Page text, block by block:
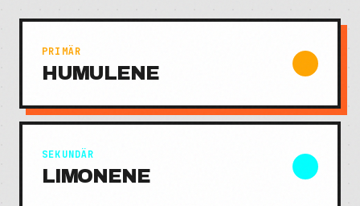
PRIMÄR
HUMULENE
SEKUNDÄR
LIMONENE